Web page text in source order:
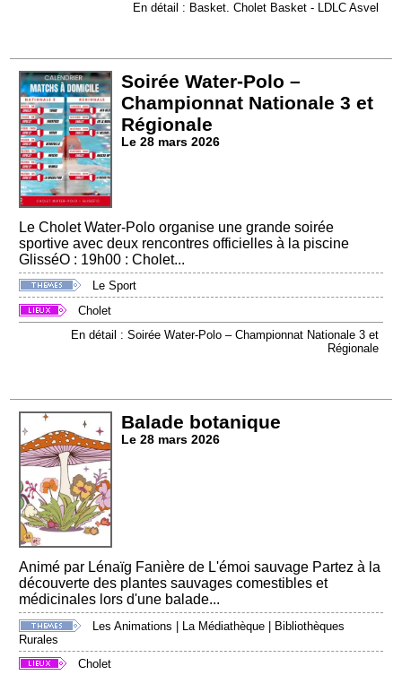
En détail : Basket. Cholet Basket - LDLC Asvel
Soirée Water-Polo –
Championnat Nationale 3 et
Régionale
Le 28 mars 2026
Le Cholet Water-Polo organise une grande soirée
sportive avec deux rencontres officielles à la piscine
GlisséO : 19h00 : Cholet...
Le Sport
Cholet
En détail : Soirée Water-Polo – Championnat Nationale 3 et
Régionale
Balade botanique
Le 28 mars 2026
Animé par Lénaïg Fanière de L'émoi sauvage Partez à la
découverte des plantes sauvages comestibles et
médicinales lors d'une balade...
Les Animations La Médiathèque
Bibliothèques
Rurales
Cholet